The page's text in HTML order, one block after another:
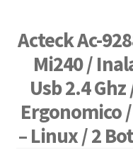
Acteck Ac-
Mi240 /
Usb 2.4
Ergonomico
– Linux / 2